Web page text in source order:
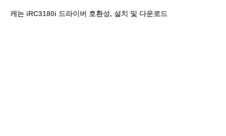
캐논 iRC3180i 드라이버 호환성, 설치 및 다운로드